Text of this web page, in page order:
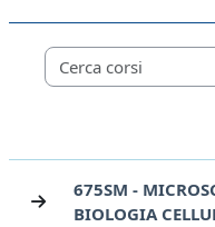
Categorie di corso
675SM -
BIOLOGIA